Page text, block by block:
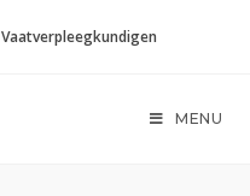
MENU